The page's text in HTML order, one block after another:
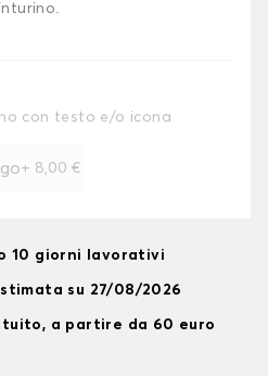
con testo e/o icona
+ 8,00 €
10 giorni lavorativi
su 27/08/2026
a partire da 60 euro